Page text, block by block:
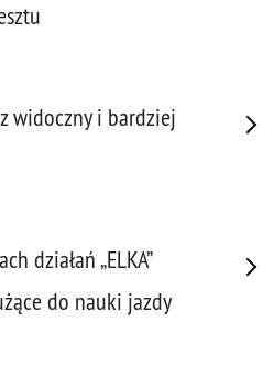
widoczny i bardziej
działań „ELKA”
do nauki jazdy